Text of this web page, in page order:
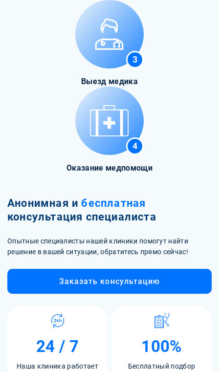
3
Выезд медика
4
Оказание медпомощи
Анонимная и бесплатная
консультация специалиста
Опытные специалисты нашей клиники помогут найти
решение в вашей ситуации, обратитесь прямо сейчас!
Заказать консультацию
24 / 7
Наша клиника работает
100%
Бесплатный подбор